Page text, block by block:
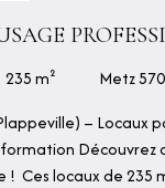
235m²
Metz
– Locaux
Découvrez
! Ces locaux de 235